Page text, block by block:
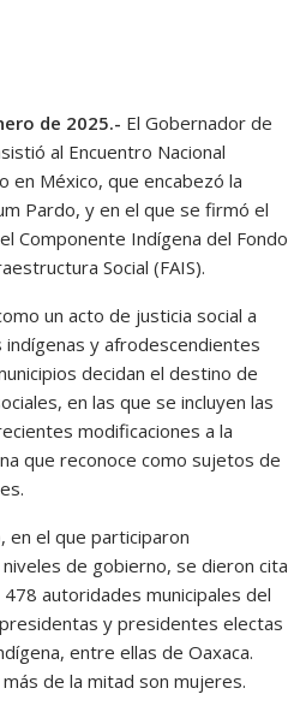
de 2025.- El Gobernador de
al Encuentro Nacional
en México, que encabezó la
Pardo, y en el que se firmó el
Componente Indígena del Fondo
Social (FAIS).
un acto de justicia social a
y afrodescendientes
decidan el destino de
en las que se incluyen las
modificaciones a la
que reconoce como sujetos de
en el que participaron
de gobierno, se dieron cita
autoridades municipales del
y presidentes electas
entre ellas de Oaxaca.
de la mitad son mujeres.